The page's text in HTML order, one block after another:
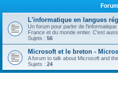
Forum
L'informatique en langues
Un forum pour parler de
France et du monde entier. C'est
Sujets : 56
Microsoft et le breton -
A forum to talk about Microsoft and
Sujets : 24